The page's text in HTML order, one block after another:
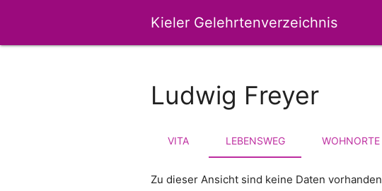
Kieler Gelehrtenverzeichnis
Ludwig Freyer
VITA LEBENSWEG WOHNORTE
Zu dieser Ansicht sind keine Daten vorhanden